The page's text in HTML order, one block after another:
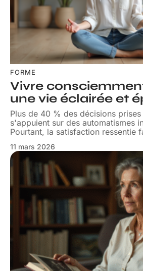
FORME
Vivre
une vie éclairée et
Plus de 40 % des décisions
s'appuient sur des automatismes
Pourtant, la satisfaction ressentie
11 mars 2026